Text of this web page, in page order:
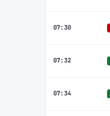
07:30
07:32
07:34